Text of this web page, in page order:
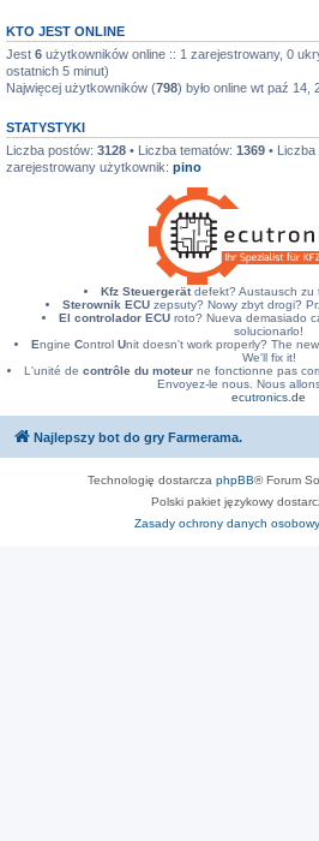
KTO JEST ONLINE
Jest 6 użytkowników online :: 1 zarejestrowany, 0
ostatnich 5 minut)
Najwięcej użytkowników (798) było online wt paź 14,
STATYSTYKI
Liczba postów: 3128 • Liczba tematów: 1369 •
zarejestrowany użytkownik: pino
Kfz Steuergerätdefekt? Austausch zu
Sterownik ECU zepsuty? Nowy zbyt drogi?
El controlador ECUroto? Nueva demasiado
solucionarlo!
Engine Control Unit doesn't work properly? The
We'll fix it!
L'unité de contrôle du moteurne fonctionne pas
Envoyez-le nous. Nous
ecutronics.de
Najlepszy bot do gry Farmerama.
Technologię dostarcza phpBB® Forum
Polski pakiet językowy
Zasady ochrony danych